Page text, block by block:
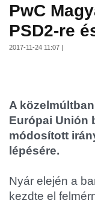
PwC
PSD2-re
2017-11-24 11:07 |
A
Európai Unión
módosított
lépésére.
Nyár elején a
kezdte el